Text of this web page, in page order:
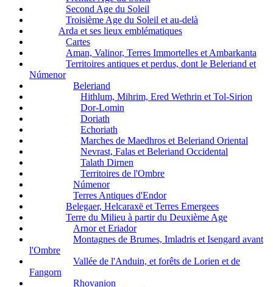
Second Age du Soleil
Troisième Age du Soleil et au-delà
Arda et ses lieux emblématiques
Cartes
Aman, Valinor, Terres Immortelles et Ambarkanta
Territoires antiques et perdus, dont le Beleriand et
Númenor
Beleriand
Hithlum, Mihrim, Ered Wethrin et Tol-Sirion
Dor-Lomin
Doriath
Echoriath
Marches de Maedhros et Beleriand Oriental
Nevrast, Falas et Beleriand Occidental
Talath Dirnen
Territoires de l'Ombre
Númenor
Terres Antiques d'Endor
Belegaer, Helcaraxë et Terres Emergees
Terre du Milieu à partir du Deuxième Age
Arnor et Eriador
Montagnes de Brumes, Imladris et Isengard avant
l'Ombre
Vallée de l'Anduin, et forêts de Lorien et de
Fangorn
Rhovanion